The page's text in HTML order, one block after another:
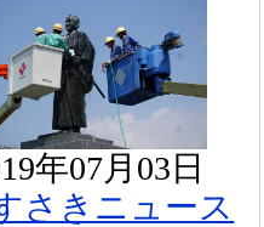
年07月03日
さきニュース